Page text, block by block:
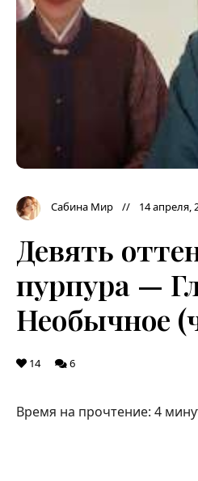
Сабина Мир 14 апреля,
Девять
пурпура —
Необычное
14 6
Время на прочтение: 4